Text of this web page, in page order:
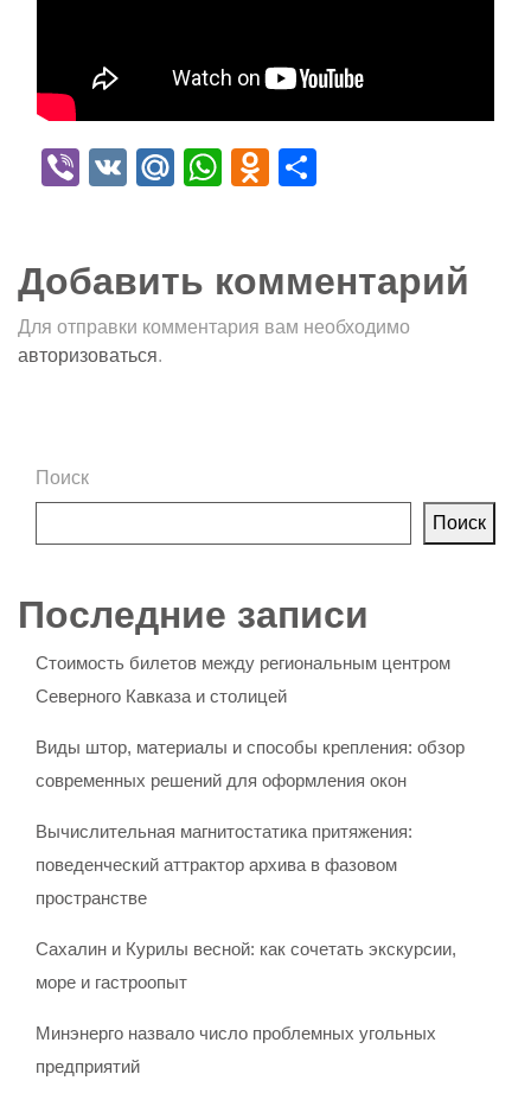
Viber
VK Mail.Ru
WhatsApp
Odnoklassniki
Добавить комментарий
Для отправки комментария вам необходимо
авторизоваться.
Поиск
Поиск
Последние записи
Стоимость билетов между региональным центром
Северного Кавказа и столицей
Виды штор, материалы и способы крепления: обзор
современных решений для оформления окон
Вычислительная магнитостатика притяжения:
поведенческий аттрактор архива в фазовом
пространстве
Сахалин и Курилы весной: как сочетать экскурсии,
море и гастроопыт
Минэнерго назвало число проблемных угольных
предприятий